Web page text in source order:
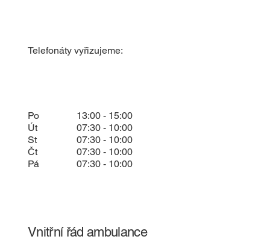
Telefonáty vyřizujeme:
Po
Út
St
Čt
Pá
13:00 - 15:00
07:30 - 10:00
07:30 - 10:00
07:30 - 10:00
07:30 - 10:00
Vnitřní řád ambulance